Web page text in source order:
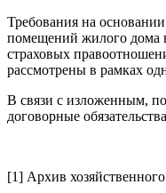
Требования на
помещений жилого дома
страховых
рассмотрены в рамках
В связи с изложенным,
договорные
[1] Архив